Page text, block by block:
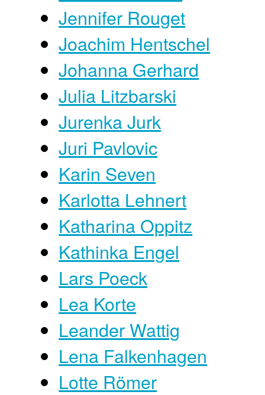
Jennifer Rouget
Joachim Hentschel
Johanna Gerhard
Julia Litzbarski
Jurenka Jurk
Juri Pavlovic
Karin Seven
Karlotta Lehnert
Katharina Oppitz
Kathinka Engel
Lars Poeck
Lea Korte
Leander Wattig
Lena Falkenhagen
Lotte Römer